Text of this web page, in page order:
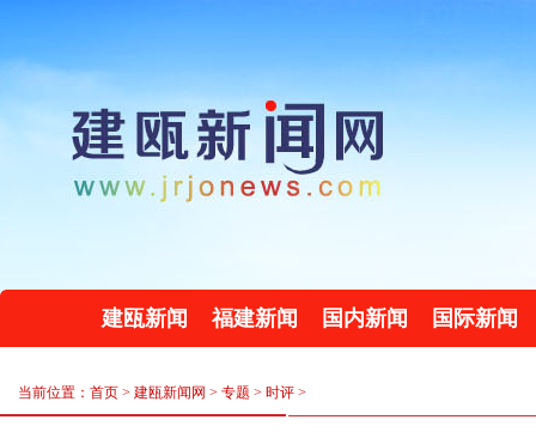
建瓯新闻 福建新闻 国内新闻 国际新闻
当前位置：首页 > 建瓯新闻网 > 专题 > 时评 >